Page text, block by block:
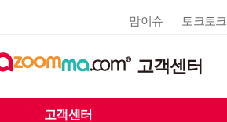
맘이슈 토크토크
고객센터
고객센터